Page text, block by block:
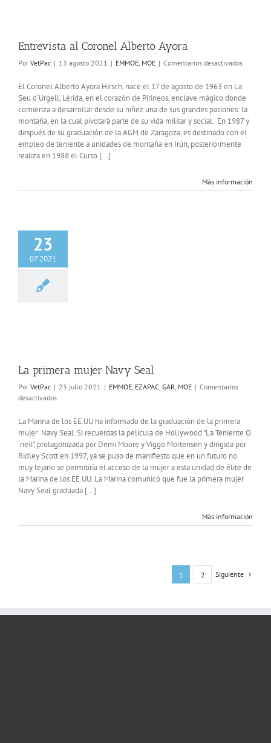
Entrevista al Coronel Alberto Ayora
Por VetPac | 13 agosto 2021 | EMMOE, MOE | Comentarios desactivadosen
Coronel
Alberto
Ayora
El Coronel Alberto Ayora Hirsch, nace el 17 de agosto de 1963 en La
Seu d´Urgell, Lérida, en el corazón de Pirineos, enclave mágico donde
comienza a desarrollar desde su niñez una de sus grandes pasiones: la
montaña, en la cual pivotará parte de su vida militar y social. En 1987 y
después de su graduación de la AGM de Zaragoza, es destinado con el
empleo de teniente a unidades de montaña en Irún, posteriormente
realiza en 1988 el Curso [...]
Más información
23
07 2021
mujer Navy
La primera mujer Navy Seal
Por VetPac | 23 julio 2021 | EMMOE, EZAPAC, GAR, MOE | Comentarios
desactivadosen
primera
mujer
Navy
Seal
La Marina de los EE.UU ha informado de la graduación de la primera
mujer Navy Seal. Si recuerdas la película de Hollywood "La Teniente O
´neil", protagonizada por Demi Moore y Viggo Mortensen y dirigida por
Ridley Scott en 1997, ya se puso de manifiesto que en un futuro no
muy lejano se permitiría el acceso de la mujer a esta unidad de élite de
la Marina de los EE.UU. La Marina comunicó que fue la primera mujer
Navy Seal graduada [...]
Más información
1 2 Siguiente